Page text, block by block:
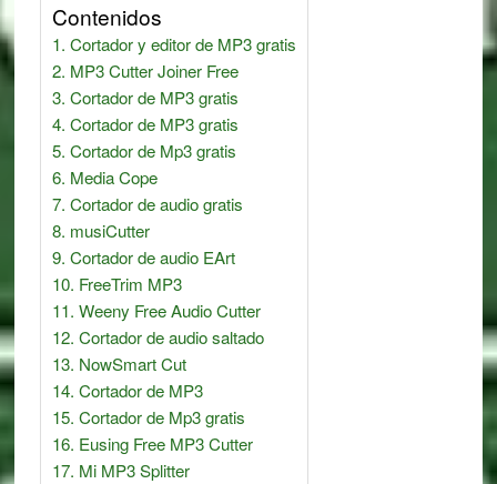
Contenidos
Cortador y editor de MP3 gratis
MP3 Cutter Joiner Free
Cortador de MP3 gratis
Cortador de MP3 gratis
Cortador de Mp3 gratis
Media Cope
Cortador de audio gratis
musiCutter
Cortador de audio EArt
FreeTrim MP3
Weeny Free Audio Cutter
Cortador de audio saltado
NowSmart Cut
Cortador de MP3
Cortador de Mp3 gratis
Eusing Free MP3 Cutter
Mi MP3 Splitter